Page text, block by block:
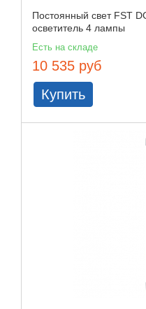
Постоянный свет FST
осветитель 4 лампы
Есть на складе
10 535 руб
Купить